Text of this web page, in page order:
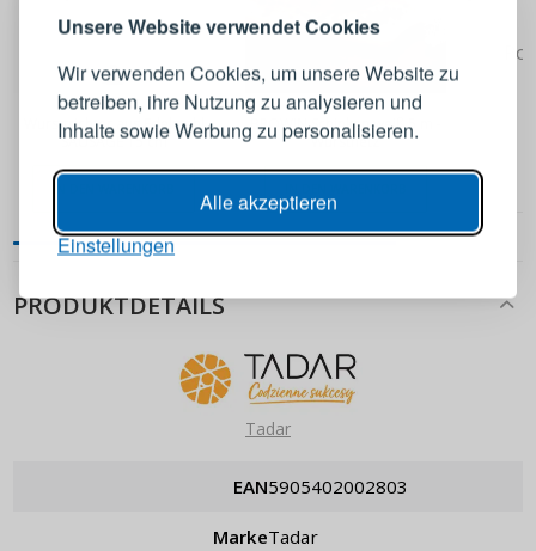
Unsere Website verwendet Cookies
Wir verwenden Cookies, um unsere Website zu
betreiben, ihre Nutzung zu analysieren und
Inhalte sowie Werbung zu personalisieren.
Alle akzeptieren
Einstellungen
3,49 €
Wursttrichter aus Edelstahl
SAUSAGE 15 cm
4,49 €
BROWIN Schinken weiß 5 m -
Wurstnetz
PRODUKTDETAILS
Tadar
EAN 5905402002803
Marke Tadar
Melden Sie sich bei Ihrem
E-Mail-Adresse